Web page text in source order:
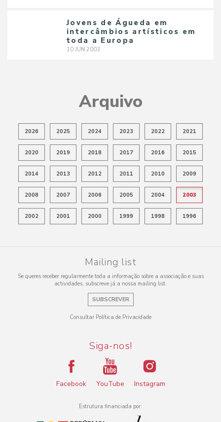
Jovens de Águeda em
intercâmbios artísticos em
toda a Europa
10 JUN 2003
Arquivo
2026 2025 2024 2023 2022 2021
2020 2019 2018 2017 2016 2015
2014 2013 2012 2011 2010 2009
2008 2007 2006 2005 2004 2003
2002 2001 2000 1999 1998 1996
Mailing list
Se queres receber regularmente toda a informação sobre a associação e suas
actividades, subscreve já a nossa mailing list.
SUBSCREVER
Consultar Política de Privacidade
Siga-nos!
Facebook YouTube Instagram
Estrutura financiada por: